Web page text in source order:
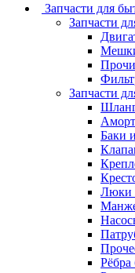
Запчасти для
Запчасти
Запчасти
Баки
Люки